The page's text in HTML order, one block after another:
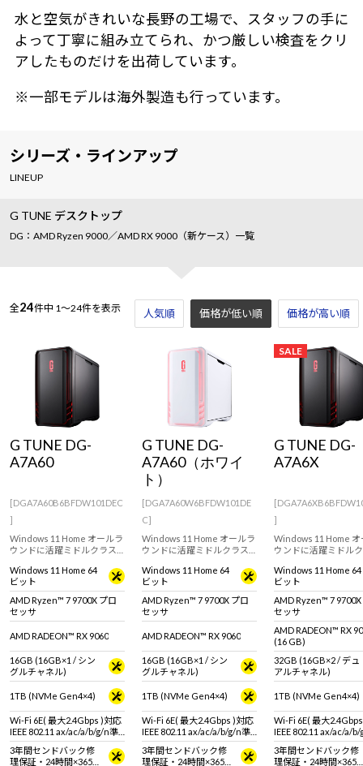
水と空気がきれいな長野の工場で、スタッフの手に
よって丁寧に組み立てられ、かつ厳しい検査をクリ
アしたものだけを出荷しています。
※一部モデルは海外製造も行っています。
シリーズ・ラインアップ
LINEUP
G TUNE デスクトップ
DG：AMD Ryzen 9000／AMD RX 9000（新ケース）一覧
全24件中 1～24件を表示 人気順 価格が低い順 価格が高い順
G TUNE DG-
A7A60
[DGA7A60B6BFDW101DEC
]
Windows 11 Home オールラ
ウンドに活躍ミドルクラス
9060 & AMD Ryzen 7 9700X
搭載。 ※モニタ・マウス・
キーボードは別売りです。
Windows 11 Home 64
ビット
AMD Ryzen™ 7 9700X プロ
セッサ
AMD RADEON™ RX 9060
16GB (16GB×1 / シン
グルチャネル)
1TB (NVMe Gen4×4)
Wi-Fi 6E( 最大2.4Gbps )対応
IEEE 802.11 ax/ac/a/b/g/n準
拠 ＋ Bluetooth 5内蔵
3年間センドバック修
理保証・24時間×365
G TUNE DG-
A7A60（ホワイ
ト）
[DGA7A60W6BFDW101DE
C]
Windows 11 Home オールラ
ウンドに活躍ミドルクラス
9060 & AMD Ryzen 7 9700X
搭載。 ※モニタ・マウス・
キーボードは別売りです。
Windows 11 Home 64
ビット
AMD Ryzen™ 7 9700X プロ
セッサ
AMD RADEON™ RX 9060
16GB (16GB×1 / シン
グルチャネル)
1TB (NVMe Gen4×4)
Wi-Fi 6E( 最大2.4Gbps )対応
IEEE 802.11 ax/ac/a/b/g/n準
拠 ＋ Bluetooth 5内蔵
3年間センドバック修
理保証・24時間×365
SALE
G TUNE DG-
A7A6X
]
Windows 11 Home オ
ウンドに活躍ミドル
9060 XT / 16GB &
Ryzen 7 9700X 搭載
ニタ・マウス・キー
は別売りです。
Windows 11 Home 64
ビット
AMD Ryzen™ 7 9700X
セッサ
AMD RADEON™ RX
(16 GB)
32GB (16GB×2 / デュ
アルチャネル)
1TB (NVMe Gen4×4)
Wi-Fi 6E( 最大
IEEE 802.11 ax/ac/a/
拠 ＋ Bluetooth 5内蔵
3年間センドバック修
理保証・24時間×365